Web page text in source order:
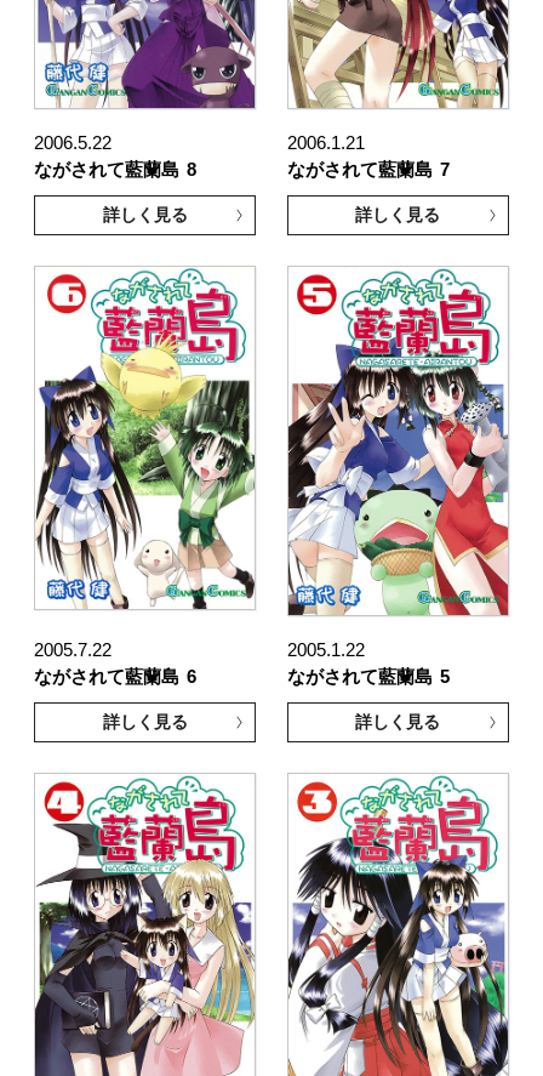
2006.5.22
ながされて藍蘭島 8
詳しく見る
2006.1.21
ながされて藍蘭島 7
詳しく見る
2005.7.22
ながされて藍蘭島 6
詳しく見る
2005.1.22
ながされて藍蘭島 5
詳しく見る